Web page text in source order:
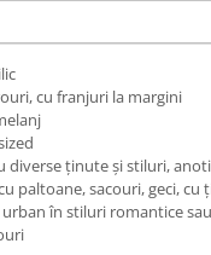
cu franjuri la margini
diverse ținute și stiluri,
paltoane, sacouri, geci, cu
urban în stiluri romantice